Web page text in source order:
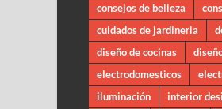
consejos de belleza
cuidados de jardineria
diseño de cocinas
electrodomesticos
iluminación
interior